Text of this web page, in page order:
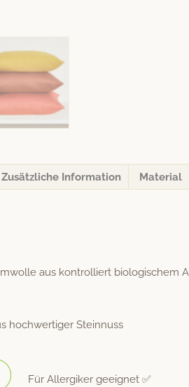
Zusätzliche Information Material
aus kon­trol­liert biol­o­gis­chem
hochw­er­tiger Steinnuss
Für Allergik­er geeignet ✅